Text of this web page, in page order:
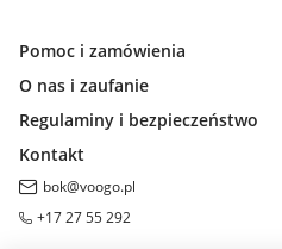
Pomoc i zamówienia
O nas i zaufanie
Regulaminy i bezpieczeństwo
Kontakt
bok@voogo.pl
+17 27 55 292